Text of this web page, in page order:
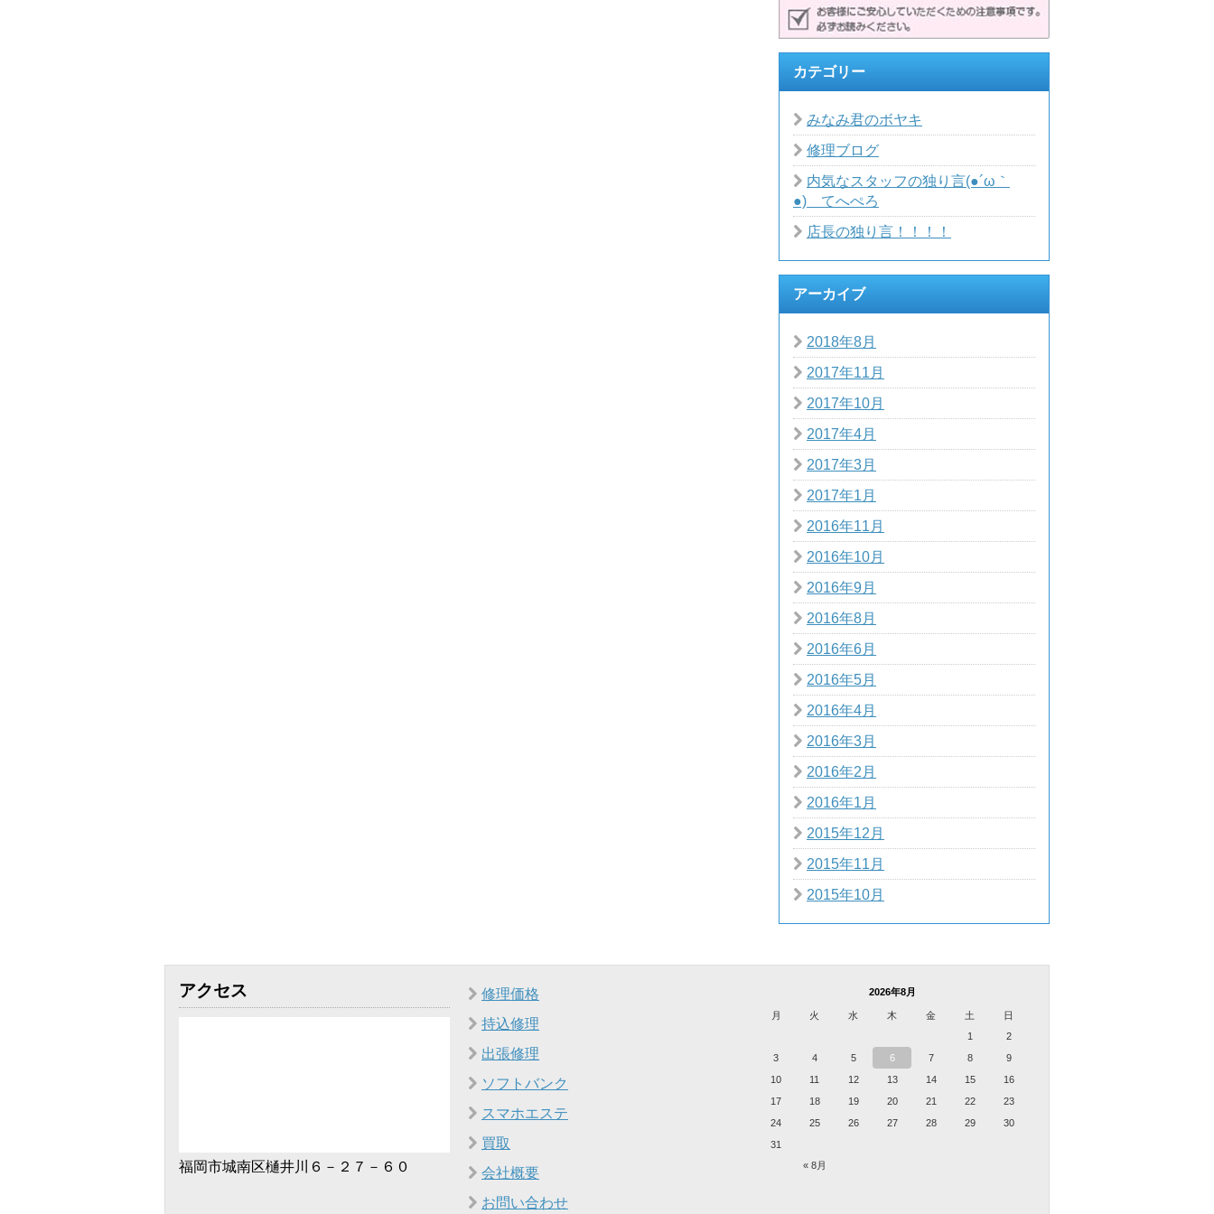
カテゴリー
みなみ君のボヤキ
修理ブログ
内気なスタッフの独り言(●´ω｀
●)ゞてへぺろ
店長の独り言！！！！
アーカイブ
2018年8月
2017年11月
2017年10月
2017年4月
2017年3月
2017年1月
2016年11月
2016年10月
2016年9月
2016年8月
2016年6月
2016年5月
2016年4月
2016年3月
2016年2月
2016年1月
2015年12月
2015年11月
2015年10月
アクセス
福岡市城南区樋井川６－２７－６０
修理価格
持込修理
出張修理
ソフトバンク
スマホエステ
買取
会社概要
お問い合わせ
2026年8月
月 火 水 木 金 土 日
« 8月
1
2
3
4 5 6 7 8
9
10
11 12 13 14 15
16
17
18 19 20 21 22
23
24
25 26 27 28 29
30
31